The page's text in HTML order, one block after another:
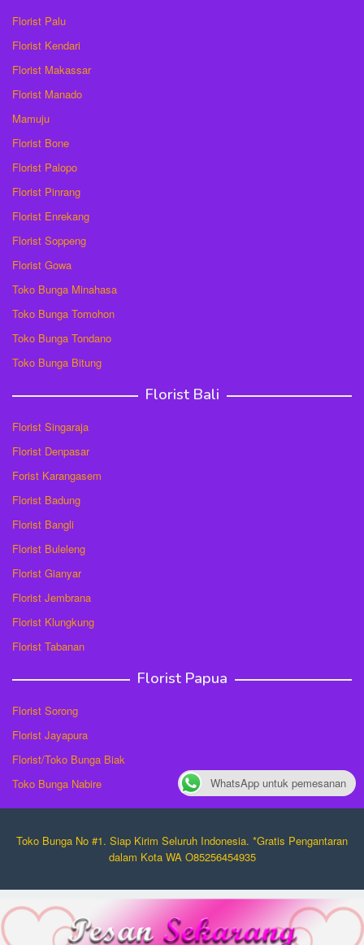
Florist Palu
Florist Kendari
Florist Makassar
Florist Manado
Mamuju
Florist Bone
Florist Palopo
Florist Pinrang
Florist Enrekang
Florist Soppeng
Florist Gowa
Toko Bunga Minahasa
Toko Bunga Tomohon
Toko Bunga Tondano
Toko Bunga Bitung
Florist Bali
Florist Singaraja
Florist Denpasar
Forist Karangasem
Florist Badung
Florist Bangli
Florist Buleleng
Florist Gianyar
Florist Jembrana
Florist Klungkung
Florist Tabanan
Florist Papua
Florist Sorong
Florist Jayapura
Florist/Toko Bunga Biak
Toko Bunga Nabire
Toko Bunga No #1. Siap Kirim Seluruh Indonesia. *Gratis Pengantaran
dalam Kota WA O85256454935
WhatsApp untuk pemesanan